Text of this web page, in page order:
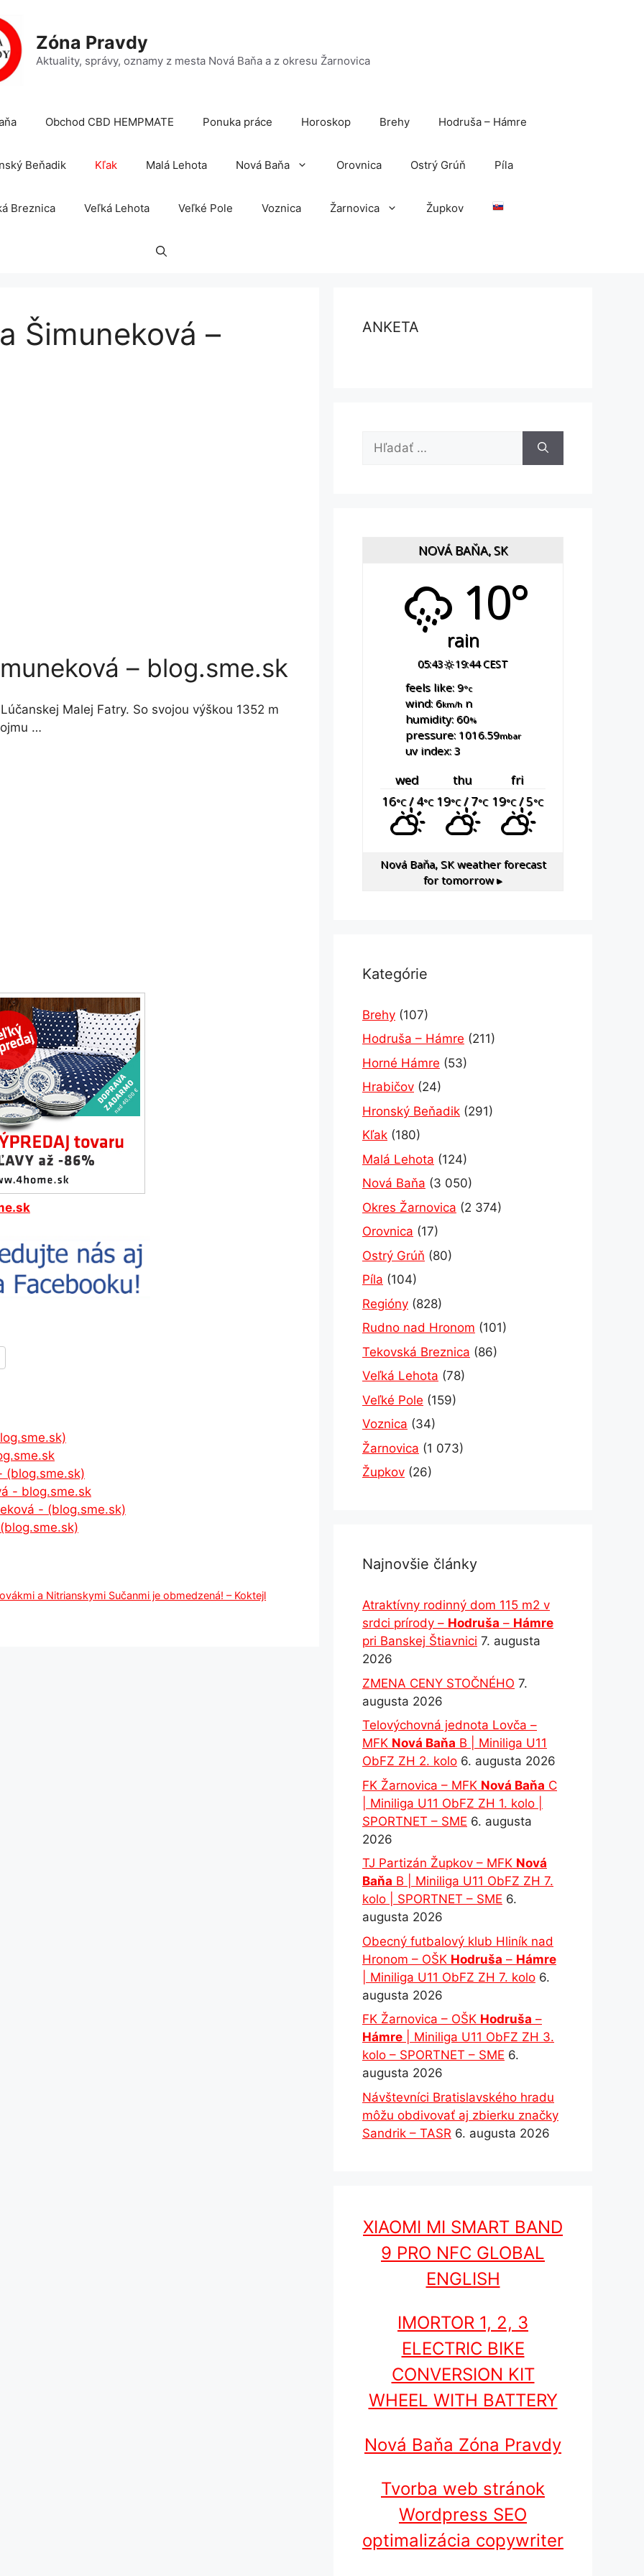
Zóna Pravdy
Aktuality, správy, oznamy z mesta Nová Baňa a z okresu Žarnovica
Obchod CBD HEMPMATE Ponuka práce Horoskop Brehy Hodruša – Hámre
Beňadik Kľak Malá Lehota Nová Baňa Orovnica Ostrý Grúň Píla
Breznica Veľká Lehota Veľké Pole Voznica Žarnovica Župkov
Šimuneková –
– blog.sme.sk
Malej Fatry. So svojou výškou 1352 m
…
(blog.sme.sk)
- blog.sme.sk
- (blog.sme.sk)
a Nitrianskymi Sučanmi je obmedzená! – Koktejl
ANKETA
Hľadať:
NOVÁ BAŇA, SK
10°
rain
05:43 19:44 CEST
feels like: 9°c
wind: 6km/hn
humidity: 60%
pressure: 1016.59mbar
uv index: 3
wed thu
fri
16°C/ 4°C 19°C/ 7°C 19°C/ 5°C
Nová Baňa, SKweather forecast
for tomorrow ▸
Kategórie
Brehy (107)
Hodruša – Hámre (211)
Horné Hámre (53)
Hrabičov (24)
Hronský Beňadik (291)
Kľak (180)
Malá Lehota (124)
Nová Baňa (3 050)
Okres Žarnovica (2 374)
Orovnica (17)
Ostrý Grúň (80)
Píla (104)
Regióny (828)
Rudno nad Hronom (101)
Tekovská Breznica (86)
Veľká Lehota (78)
Veľké Pole (159)
Voznica (34)
Žarnovica (1 073)
Župkov (26)
Najnovšie články
Atraktívny rodinný dom 115 m2 v
srdci prírody – Hodruša – Hámre
pri Banskej Štiavnici 7. augusta
2026
ZMENA CENY STOČNÉHO 7.
augusta 2026
Telovýchovná jednota Lovča –
MFK Nová Baňa B | Miniliga U11
ObFZ ZH 2. kolo 6. augusta 2026
FK Žarnovica – MFK Nová Baňa C
| Miniliga U11 ObFZ ZH 1. kolo |
SPORTNET – SME 6. augusta
2026
TJ Partizán Župkov – MFK Nová
Baňa B | Miniliga U11 ObFZ ZH 7.
kolo | SPORTNET – SME 6.
augusta 2026
Obecný futbalový klub Hliník nad
Hronom – OŠK Hodruša – Hámre
| Miniliga U11 ObFZ ZH 7. kolo 6.
augusta 2026
FK Žarnovica – OŠK Hodruša –
Hámre | Miniliga U11 ObFZ ZH 3.
kolo – SPORTNET – SME 6.
augusta 2026
Návštevníci Bratislavského hradu
môžu obdivovať aj zbierku značky
Sandrik – TASR 6. augusta 2026
XIAOMI MI SMART BAND
9 PRO NFC GLOBAL
ENGLISH
IMORTOR 1, 2, 3
ELECTRIC BIKE
CONVERSION KIT
WHEEL WITH BATTERY
Nová Baňa Zóna Pravdy
Tvorba web stránok
Wordpress SEO
optimalizácia copywriter